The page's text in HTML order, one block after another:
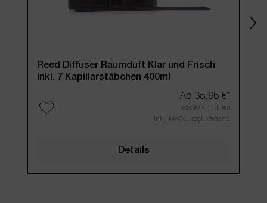
Reed Diffuser Raumduft Klar und Frisch
inkl. 7 Kapillarstäbchen 400ml
Ab 35,96 €*
(89,90 € / 1 Liter)
Inkl. MwSt., zzgl. Versand
Details